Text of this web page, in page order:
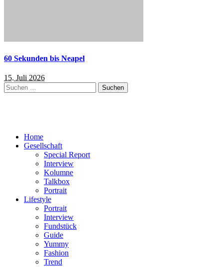
60 Sekunden bis Neapel
15. Juli 2026
Suchen
nach:
Home
Gesellschaft
Special Report
Interview
Kolumne
Talkbox
Portrait
Lifestyle
Portrait
Interview
Fundstück
Guide
Yummy
Fashion
Trend